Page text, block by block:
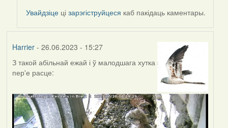
Увайдзіце цізарэгіструйцеся каб пакідаць каментары.
Harrier- 26.06.2023 - 15:27
З такой абільнай ежай і ў малодшага хутка
пер'е расце: